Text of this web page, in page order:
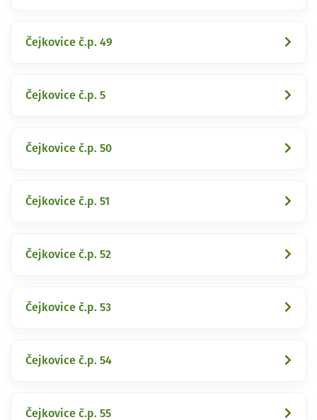
Čejkovice č.p. 49
Čejkovice č.p. 5
Čejkovice č.p. 50
Čejkovice č.p. 51
Čejkovice č.p. 52
Čejkovice č.p. 53
Čejkovice č.p. 54
Čejkovice č.p. 55